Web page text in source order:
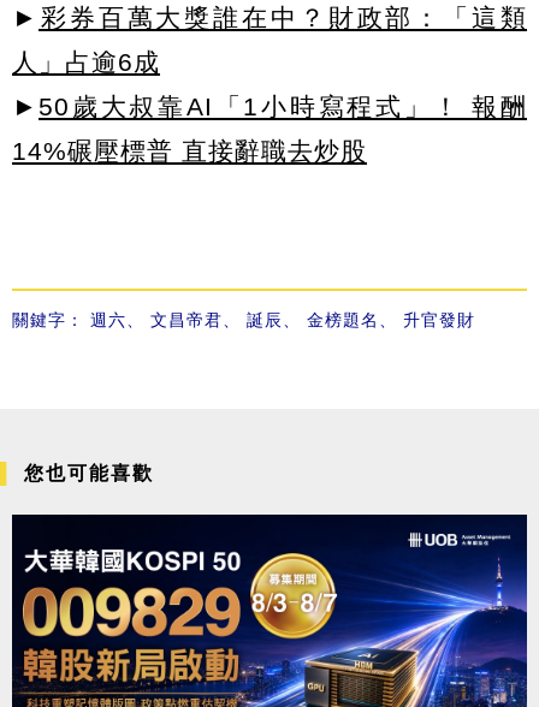
► 彩券百萬大獎誰在中？財政部：「這類
人」占逾6成
► 50歲大叔靠AI「1小時寫程式」！ 報酬
14%碾壓標普 直接辭職去炒股
關鍵字： 週六 文昌帝君 誕辰 金榜題名 升官發財
您也可能喜歡